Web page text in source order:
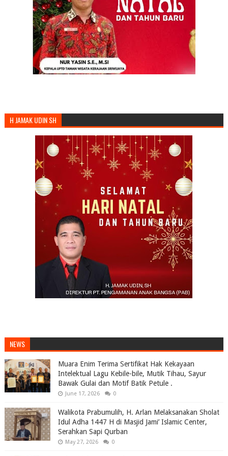
H JAMAK UDIN SH
NEWS
Muara Enim Terima Sertifikat Hak Kekayaan
Intelektual Lagu Kebile-bile, Mutik Tihau, Sayur
Bawak Gulai dan Motif Batik Petule .
June 17, 2026 0
Walikota Prabumulih, H. Arlan Melaksanakan Sholat
Idul Adha 1447 H di Masjid Jami’ Islamic Center,
Serahkan Sapi Qurban
May 27, 2026 0